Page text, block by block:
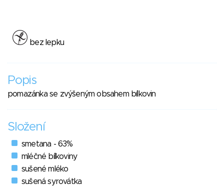
bez lepku
Popis
pomazánka se zvýšeným obsahem bílkovin
Složení
smetana - 63%
mléčné bílkoviny
sušené mléko
sušená syrovátka